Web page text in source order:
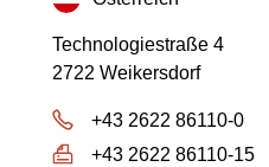
Technologiestraße 4
2722 Weikersdorf
+43 2622 86110-0
+43 2622 86110-15